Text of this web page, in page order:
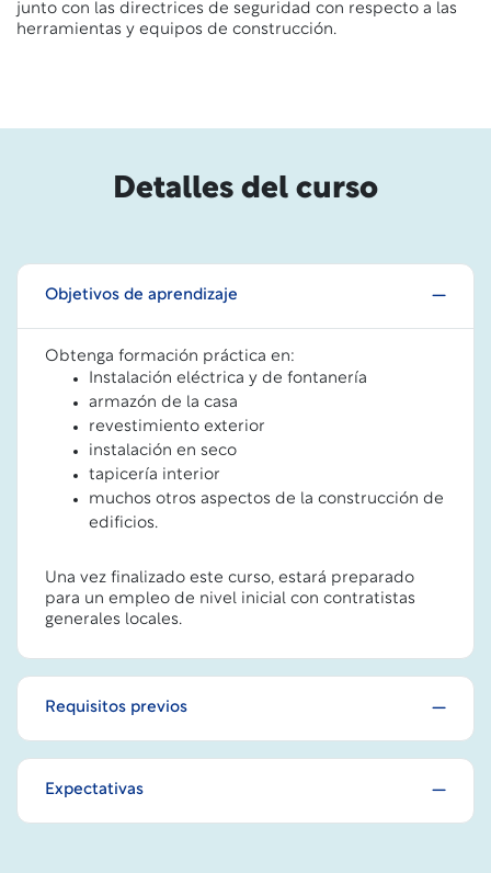
junto con las directrices de seguridad con respecto a las
herramientas y equipos de construcción.
Detalles del curso
Objetivos de aprendizaje
Obtenga formación práctica en:
Instalación eléctrica y de fontanería
armazón de la casa
revestimiento exterior
instalación en seco
tapicería interior
muchos otros aspectos de la construcción de
edificios.
Una vez finalizado este curso, estará preparado
para un empleo de nivel inicial con contratistas
generales locales.
Requisitos previos
Expectativas